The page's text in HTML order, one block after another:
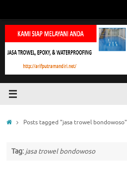
content
HomePosts tagged "jasa trowel bondowoso"
Tag: jasa trowel bondowoso